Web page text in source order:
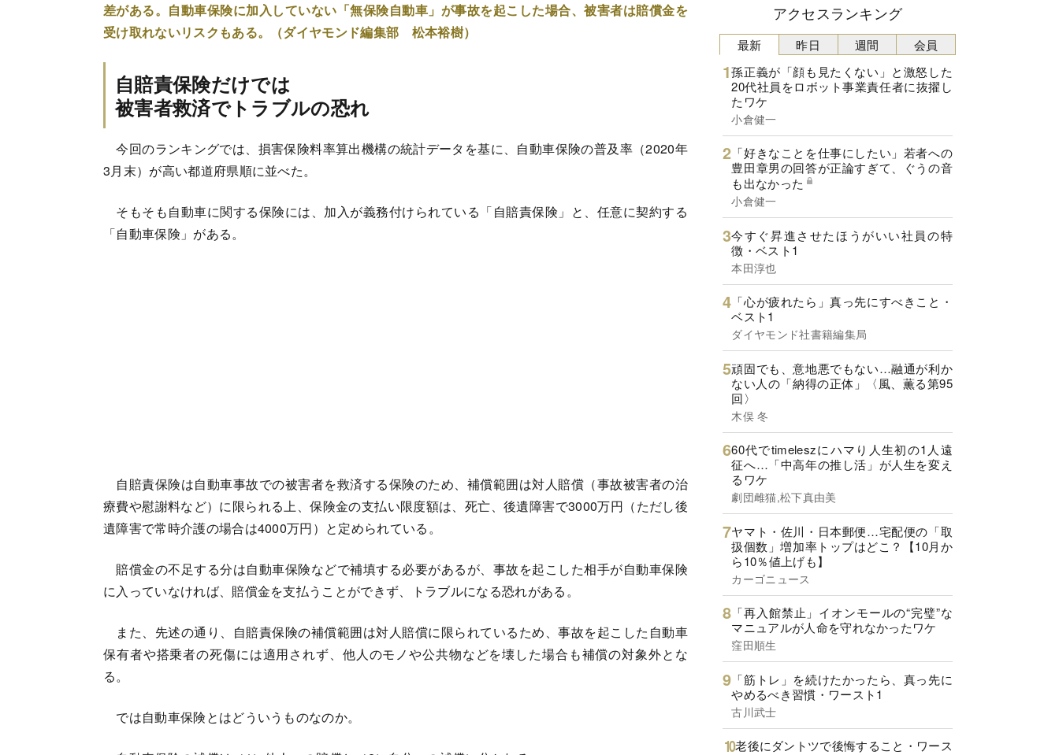
差がある。自動車保険に加入していない「無保険自動車」が事故を起こした場合、被害者は賠償金を
受け取れないリスクもある。（ダイヤモンド編集部 松本裕樹）
自賠責保険だけでは
被害者救済でトラブルの恐れ
今回のランキングでは、損害保険料率算出機構の統計データを基に、自動車保険の普及率（2020年
3月末）が高い都道府県順に並べた。
そもそも自動車に関する保険には、加入が義務付けられている「自賠責保険」と、任意に契約する
「自動車保険」がある。
自賠責保険は自動車事故での被害者を救済する保険のため、補償範囲は対人賠償（事故被害者の治
療費や慰謝料など）に限られる上、保険金の支払い限度額は、死亡、後遺障害で3000万円（ただし後
遺障害で常時介護の場合は4000万円）と定められている。
賠償金の不足する分は自動車保険などで補填する必要があるが、事故を起こした相手が自動車保険
に入っていなければ、賠償金を支払うことができず、トラブルになる恐れがある。
また、先述の通り、自賠責保険の補償範囲は対人賠償に限られているため、事故を起こした自動車
保有者や搭乗者の死傷には適用されず、他人のモノや公共物などを壊した場合も補償の対象外とな
る。
では自動車保険とはどういうものなのか。
アクセスランキング
最新
孫正義が「顔も見たくない」と激怒した
20代社員をロボット事業責任者に抜擢し
たワケ
小倉健一
「好きなことを仕事にしたい」若者への
豊田章男の回答が正論すぎて、ぐうの音
も出なかった
小倉健一
今すぐ昇進させたほうがいい社員の特
徴・ベスト1
本田淳也
「心が疲れたら」真っ先にすべきこと・
ベスト1
ダイヤモンド社書籍編集局
頑固でも、意地悪でもない…融通が利か
ない人の「納得の正体」〈風、薫る第95
回〉
木俣 冬
60代でtimeleszにハマり人生初の1人遠
征へ…「中高年の推し活」が人生を変え
るワケ
劇団雌猫,松下真由美
ヤマト・佐川・日本郵便…宅配便の「取
扱個数」増加率トップはどこ？【10月か
ら10％値上げも】
カーゴニュース
「再入館禁止」イオンモールの“完璧”な
マニュアルが人命を守れなかったワケ
窪田順生
「筋トレ」を続けたかったら、真っ先に
やめるべき習慣・ワースト1
古川武士
老後にダントツで後悔すること・ワース
昨日 週間 会員